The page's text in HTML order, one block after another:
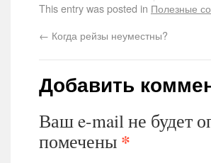
This entry was posted in Полезные
← Когда рейзы неуместны?
Добавить
Ваш e-mail не будет
помечены *